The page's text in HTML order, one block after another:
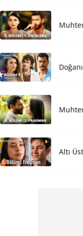
Altı